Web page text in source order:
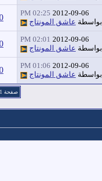
2012-09-06
02:25 PM
بواسطة عاشق المونتاج
2012-09-06
02:01 PM
بواسطة عاشق المونتاج
2012-09-06
01:06 PM
بواسطة عاشق المونتاج
صفحة 1 من 2